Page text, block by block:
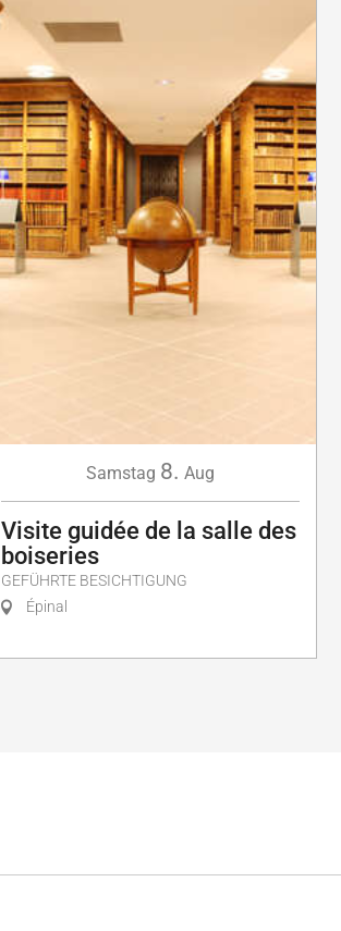
Samstag 8. Aug
Visite guidée de la salle des
boiseries
GEFÜHRTE BESICHTIGUNG
Épinal